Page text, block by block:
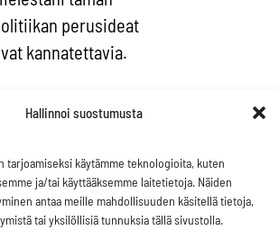
Hallinnoi suostumusta
tarjoamiseksi käytämme teknologioita, kuten
ja/tai käyttääksemme laitetietoja. Näiden
antaa meille mahdollisuuden käsitellä tietoja,
tai yksilöllisiä tunnuksia tällä sivustolla.
perusideat
kannatettavia.
politiikan selkeä plussa
eikä hupene
myötä.